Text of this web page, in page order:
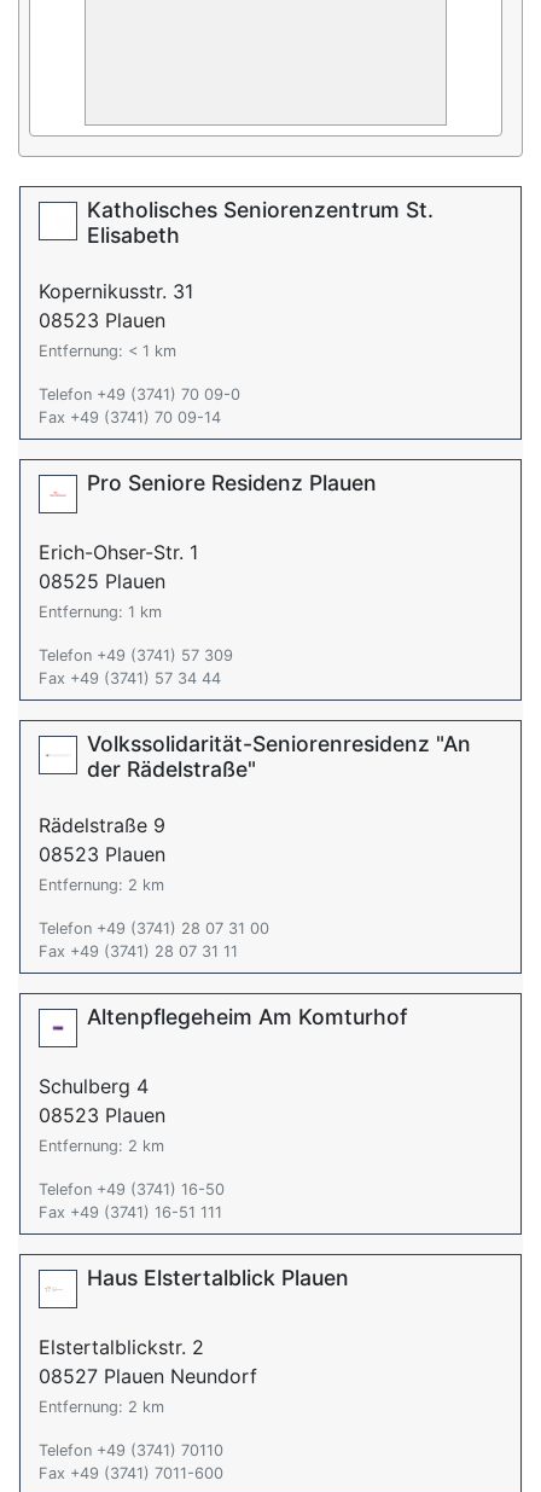
Katholisches Seniorenzentrum St.
Elisabeth
Kopernikusstr. 31
08523 Plauen
Entfernung: < 1 km
Telefon +49 (3741) 70 09-0
Fax +49 (3741) 70 09-14
Pro Seniore Residenz Plauen
Erich-Ohser-Str. 1
08525 Plauen
Entfernung: 1 km
Telefon +49 (3741) 57 309
Fax +49 (3741) 57 34 44
Volkssolidarität-Seniorenresidenz "An
der Rädelstraße"
Rädelstraße 9
08523 Plauen
Entfernung: 2 km
Telefon +49 (3741) 28 07 31 00
Fax +49 (3741) 28 07 31 11
Altenpflegeheim Am Komturhof
Schulberg 4
08523 Plauen
Entfernung: 2 km
Telefon +49 (3741) 16-50
Fax +49 (3741) 16-51 111
Haus Elstertalblick Plauen
Elstertalblickstr. 2
08527 Plauen Neundorf
Entfernung: 2 km
Telefon +49 (3741) 70110
Fax +49 (3741) 7011-600